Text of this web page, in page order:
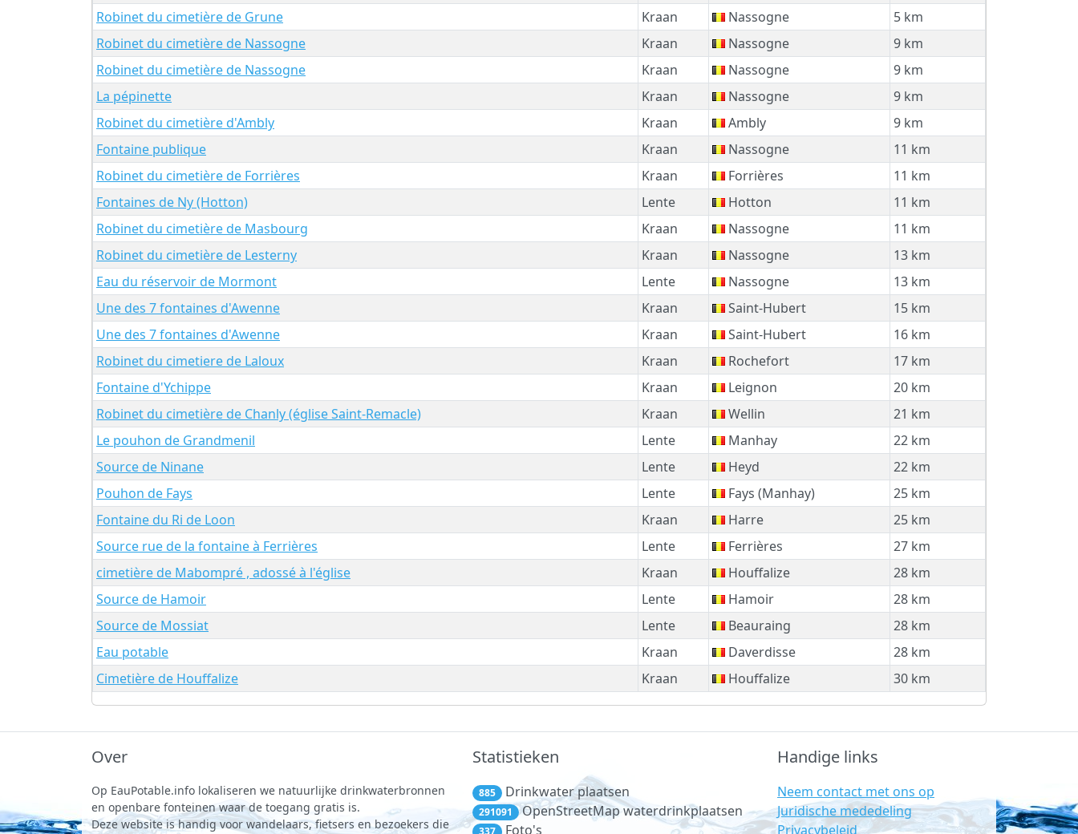
Robinet du cimetière de Grune
Kraan Nassogne
5 km
Robinet du cimetière de Nassogne
Kraan Nassogne
9 km
Robinet du cimetière de Nassogne
Kraan Nassogne
9 km
La pépinette
Kraan Nassogne
9 km
Robinet du cimetière d'Ambly
Kraan Ambly
9 km
Fontaine publique
Kraan Nassogne
11 km
Robinet du cimetière de Forrières
Kraan Forrières
11 km
Fontaines de Ny (Hotton)
Lente Hotton
11 km
Robinet du cimetière de Masbourg
Kraan Nassogne
11 km
Robinet du cimetière de Lesterny
Kraan Nassogne
13 km
Eau du réservoir de Mormont
Lente Nassogne
13 km
Une des 7 fontaines d'Awenne
Kraan Saint-Hubert
15 km
Une des 7 fontaines d'Awenne
Kraan Saint-Hubert
16 km
Robinet du cimetiere de Laloux
Kraan Rochefort
17 km
Fontaine d'Ychippe
Kraan Leignon
20 km
Robinet du cimetière de Chanly (église Saint-Remacle)
Kraan Wellin
21 km
Le pouhon de Grandmenil
Lente Manhay
22 km
Source de Ninane
Lente Heyd
22 km
Pouhon de Fays
Lente Fays (Manhay)
25 km
Fontaine du Ri de Loon
Kraan Harre
25 km
Source rue de la fontaine à Ferrières
Lente Ferrières
27 km
cimetière de Mabompré , adossé à l'église
Kraan Houffalize
28 km
Source de Hamoir
Lente Hamoir
28 km
Source de Mossiat
Lente Beauraing
28 km
Eau potable
Kraan Daverdisse
28 km
Cimetière de Houffalize
Kraan Houffalize 30 km
Over
Op EauPotable.info lokaliseren we natuurlijke drinkwaterbronnen
en openbare fonteinen waar de toegang gratis is.
Deze website is handig voor wandelaars, fietsers en bezoekers die
Statistieken
885 Drinkwater plaatsen
291091 OpenStreetMap waterdrinkplaatsen
Foto's
Handige links
Neem contact met ons op
Juridische mededeling
Privacybeleid